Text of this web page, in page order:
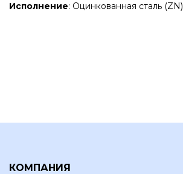
Исполнение: Оцинкованная сталь (ZN)
КОМПАНИЯ